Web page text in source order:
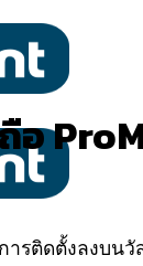
ารติดตั้งลงบน